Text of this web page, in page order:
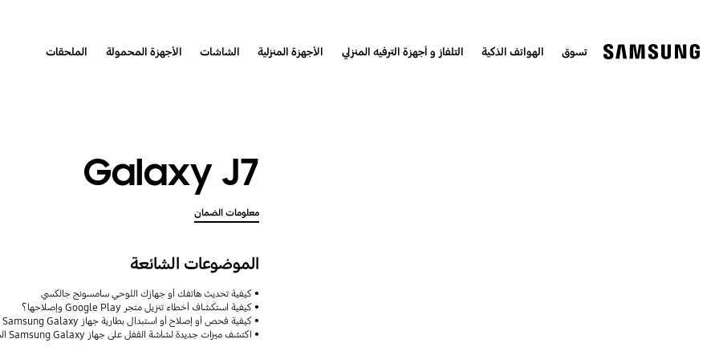
تسوق الهواتف الذكية التلفاز و أجهزة الترفيه المنزلي الأجهزة المنزلية الشاشات الأجهزة المحمولة الملحقات
Galaxy J7
معلومات الضمان
الموضوعات الشائعة
كيفية تحديث هاتفك أو جهازك اللوحي سامسونج جالكسي
كيفية استكشاف أخطاء تنزيل متجر Google Play وإصلاحها؟
كيفية فحص أو إصلاح أو استبدال بطارية جهاز Samsung Galaxy
اكتشف ميزات جديدة لشاشة القفل على جهاز Samsung Galaxy الخاص بك